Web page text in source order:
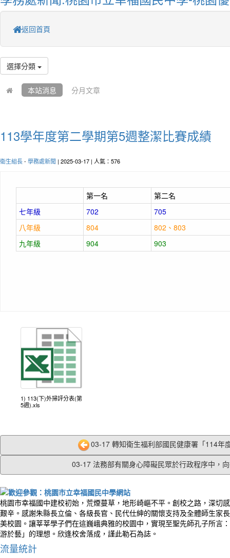
返回首頁
選擇分類
本站消息 分月文章
113學年度第二學期第5週整潔比賽成績
衛生組長- 學務處新聞 | 2025-03-17 | 人氣：576
第一名
第二名
七年級
702
705
八年級
804
802、803
九年級
904 903
1) 113(下)外掃評分表(第
5週).xls
03-17 轉知衛生福利部國民健康署「114年
03-17 法務部有關身心障礙民眾於行政程序中，
桃園市幸福國中建校初始，荒煙蔓草，地形崎嶇不平。創校之路，深切
艱辛。感謝朱縣長立倫、各級長官、民代仕紳的關懷支持及全體師生家
美校園。讓莘莘學子們在這巍峨典雅的校園中，實現至聖先師孔子所言
游於藝」的理想。欣逢校舍落成，謹此勒石為誌。
流量統計